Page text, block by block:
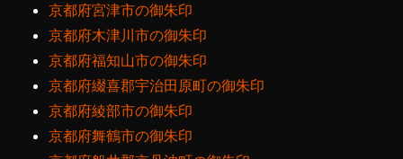
京都府宮津市の御朱印
京都府木津川市の御朱印
京都府福知山市の御朱印
京都府綴喜郡宇治田原町の御朱印
京都府綾部市の御朱印
京都府舞鶴市の御朱印